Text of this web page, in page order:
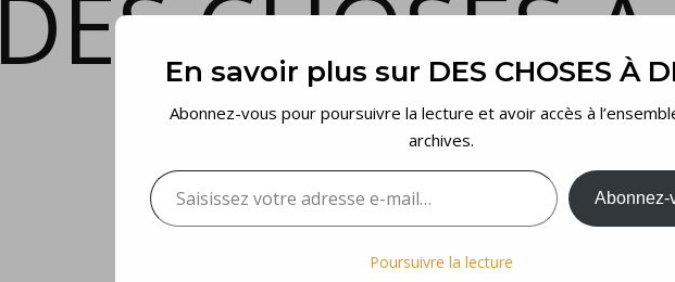
et voilà…
En savoir plus sur DES CHOSES À
Abonnez-vous pour poursuivre la lecture et avoir accès à
archives.
Saisissez votre adresse e-mail…
Abonnez-
Poursuivre la lecture